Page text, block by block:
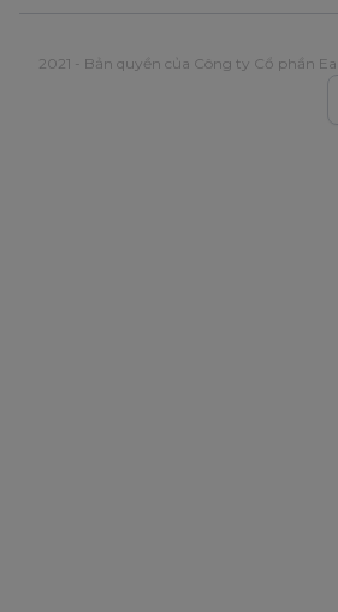
2021 - Bản quyền của Công ty Cổ phần